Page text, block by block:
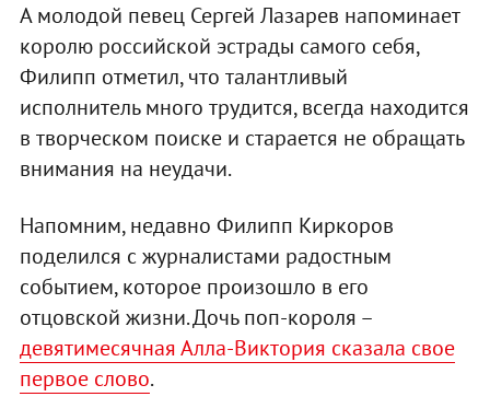
А молодой певец Сергей Лазарев напоминает
королю российской эстрады самого себя,
Филипп отметил, что талантливый
исполнитель много трудится, всегда находится
в творческом поиске и старается не обращать
внимания на неудачи.
Напомним, недавно Филипп Киркоров
поделился с журналистами радостным
событием, которое произошло в его
отцовской жизни. Дочь поп-короля –
девятимесячная Алла-Виктория сказала свое
первое слово.